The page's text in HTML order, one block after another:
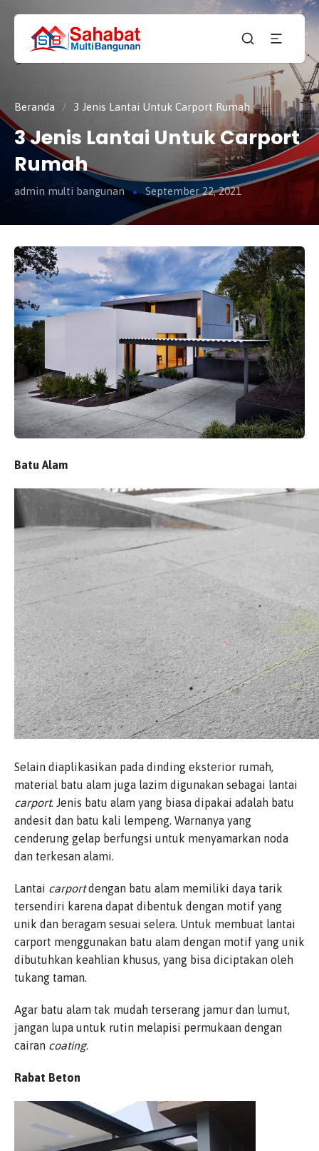
CV.
SAHABAT
MULTI
BANGUNAN
Sahabat
Pembangunan Anda
Beranda / 3 Jenis Lantai Untuk Carport Rumah
3 Jenis Lantai Untuk Carport
Rumah
admin multi bangunan September 22, 2021
Batu Alam
Selain diaplikasikan pada dinding eksterior rumah,
material batu alam juga lazim digunakan sebagai lantai
carport. Jenis batu alam yang biasa dipakai adalah batu
andesit dan batu kali lempeng. Warnanya yang
cenderung gelap berfungsi untuk menyamarkan noda
dan terkesan alami.
Lantai carportdengan batu alam memiliki daya tarik
tersendiri karena dapat dibentuk dengan motif yang
unik dan beragam sesuai selera. Untuk membuat lantai
carport menggunakan batu alam dengan motif yang unik
dibutuhkan keahlian khusus, yang bisa diciptakan oleh
tukang taman.
Agar batu alam tak mudah terserang jamur dan lumut,
jangan lupa untuk rutin melapisi permukaan dengan
cairan coating.
Rabat Beton